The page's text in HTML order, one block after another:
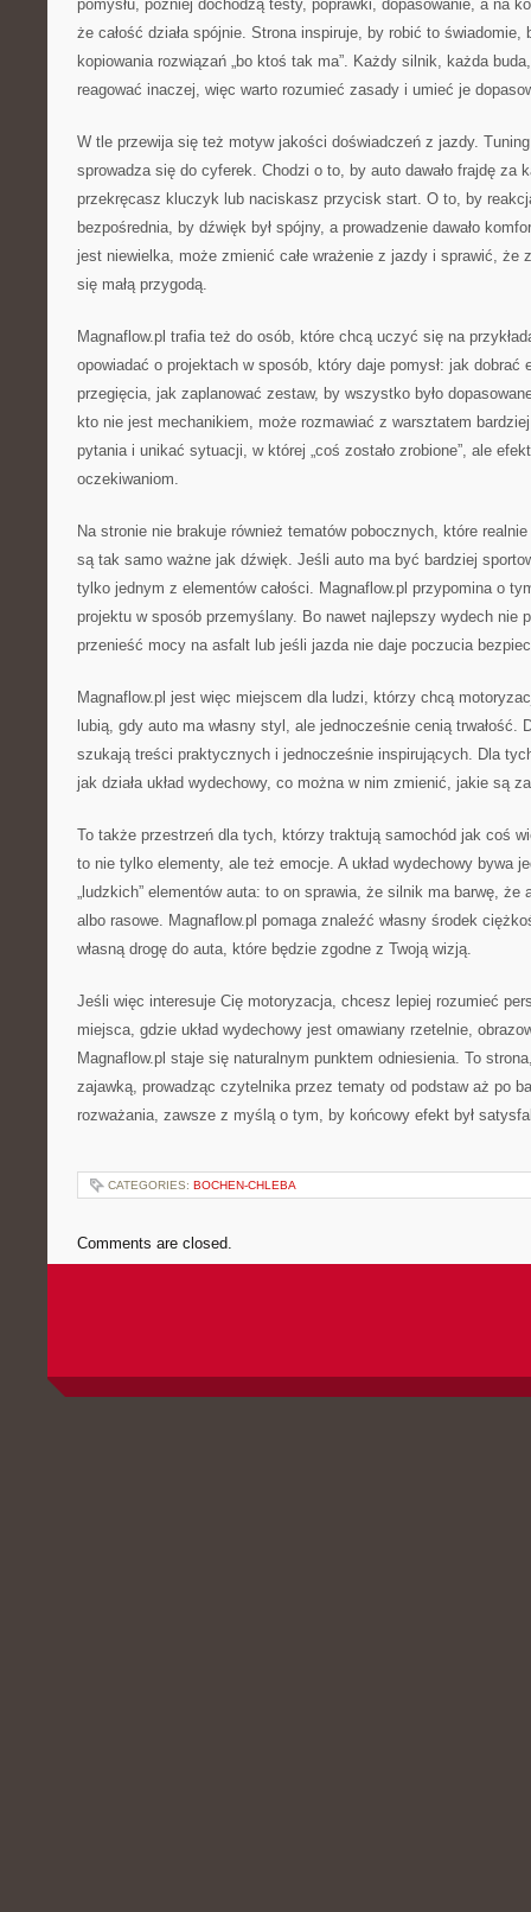
pomysłu, później dochodzą testy, poprawki, dopasowanie, a na
że całość działa spójnie. Strona inspiruje, by robić to świadomie,
kopiowania rozwiązań „bo ktoś tak ma”. Każdy silnik, każda
reagować inaczej, więc warto rozumieć zasady i umieć je
W tle przewija się też motyw jakości doświadczeń z jazdy.
sprowadza się do cyferek. Chodzi o to, by auto dawało frajdę za
przekręcasz kluczyk lub naciskasz przycisk start. O to, by
bezpośrednia, by dźwięk był spójny, a prowadzenie dawało
jest niewielka, może zmienić całe wrażenie z jazdy i sprawić, że
się małą przygodą.
Magnaflow.pl trafia też do osób, które chcą uczyć się na
opowiadać o projektach w sposób, który daje pomysł: jak dobrać
przegięcia, jak zaplanować zestaw, by wszystko było
kto nie jest mechanikiem, może rozmawiać z warsztatem
pytania i unikać sytuacji, w której „coś zostało zrobione”, ale
oczekiwaniom.
Na stronie nie brakuje również tematów pobocznych, które
są tak samo ważne jak dźwięk. Jeśli auto ma być bardziej
tylko jednym z elementów całości. Magnaflow.pl przypomina o
projektu w sposób przemyślany. Bo nawet najlepszy wydech nie
przenieść mocy na asfalt lub jeśli jazda nie daje poczucia
Magnaflow.pl jest więc miejscem dla ludzi, którzy chcą
lubią, gdy auto ma własny styl, ale jednocześnie cenią trwałość.
szukają treści praktycznych i jednocześnie inspirujących. Dla
jak działa układ wydechowy, co można w nim zmienić, jakie są
To także przestrzeń dla tych, którzy traktują samochód jak coś
to nie tylko elementy, ale też emocje. A układ wydechowy bywa
„ludzkich” elementów auta: to on sprawia, że silnik ma barwę, że
albo rasowe. Magnaflow.pl pomaga znaleźć własny środek
własną drogę do auta, które będzie zgodne z Twoją wizją.
Jeśli więc interesuje Cię motoryzacja, chcesz lepiej rozumieć
miejsca, gdzie układ wydechowy jest omawiany rzetelnie,
Magnaflow.pl staje się naturalnym punktem odniesienia. To
zajawką, prowadząc czytelnika przez tematy od podstaw aż po
rozważania, zawsze z myślą o tym, by końcowy efekt był
CATEGORIES: BOCHEN-CHLEBA
Comments are closed.